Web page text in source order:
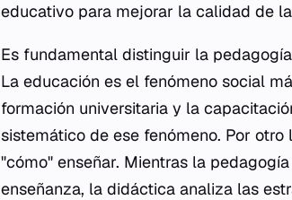
educativo para mejorar la calidad de
Es fundamental distinguir la
La educación es el fenómeno social
formación universitaria y la
sistemático de ese fenómeno. Por
"cómo" enseñar. Mientras la
enseñanza, la didáctica analiza las